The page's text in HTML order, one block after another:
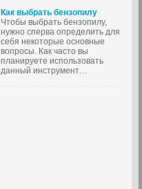
Как выбрать бензопилу
Чтобы выбрать бензопилу,
нужно сперва определить для
себя некоторые основные
вопросы. Как часто вы
планируете использовать
данный инструмент…